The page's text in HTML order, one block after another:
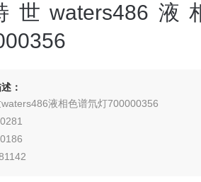
世waters486
：
液相色谱氘灯700000356